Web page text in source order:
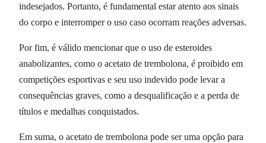
indesejados. Portanto, é fundamental estar atento aos sinais
do corpo e interromper o uso caso ocorram reações adversas.
Por fim, é válido mencionar que o uso de esteroides
anabolizantes, como o acetato de trembolona, é proibido em
competições esportivas e seu uso indevido pode levar a
consequências graves, como a desqualificação e a perda de
títulos e medalhas conquistados.
Em suma, o acetato de trembolona pode ser uma opção para